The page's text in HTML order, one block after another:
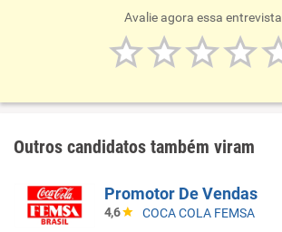
Avalie agora essa entrevista
Outros candidatos também viram
Promotor De Vendas
4,6 COCA COLA FEMSA